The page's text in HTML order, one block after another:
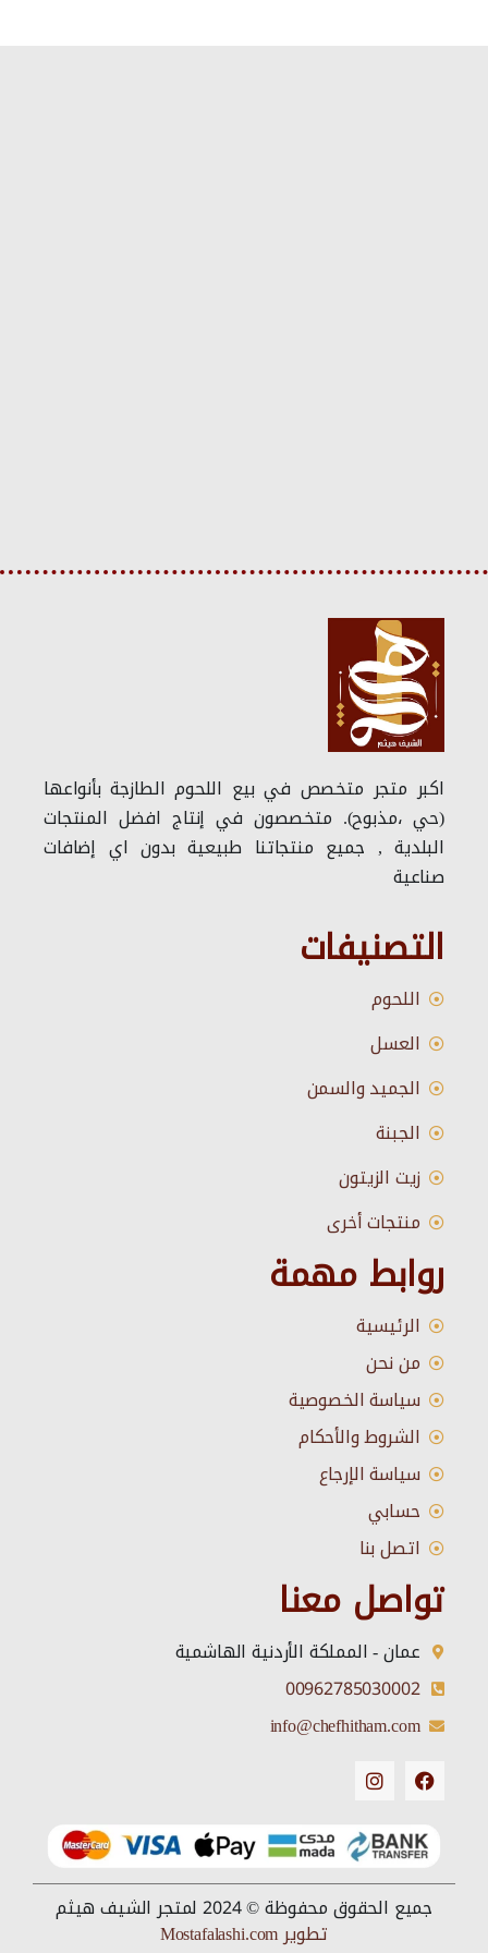
اكبر متجر متخصص في بيع اللحوم الطازجة بأنواعها
(حي ،مذبوح). متخصصون في إنتاج افضل المنتجات
البلدية , جميع منتجاتنا طبيعية بدون اي إضافات
صناعية
التصنيفات
اللحوم
العسل
الجميد والسمن
الجبنة
زيت الزيتون
منتجات أخرى
روابط مهمة
الرئيسية
من نحن
سياسة الخصوصية
الشروط والأحكام
سياسة الإرجاع
حسابي
اتصل بنا
تواصل معنا
عمان - المملكة الأردنية الهاشمية
00962785030002
info@chefhitham.com
جميع الحقوق محفوظة © 2024 لمتجر الشيف هيثم
تطوير Mostafalashi.com